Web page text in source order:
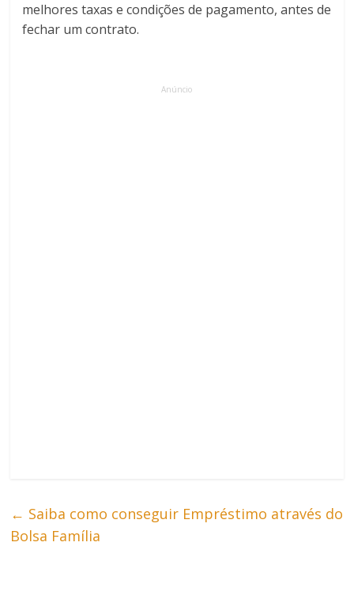
melhores taxas e condições de pagamento, antes de
fechar um contrato.
Anúncio
← Saiba como conseguir Empréstimo através do
Bolsa Família